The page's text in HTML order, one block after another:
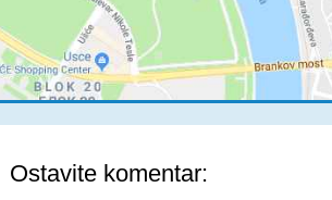
Ostavite komentar: